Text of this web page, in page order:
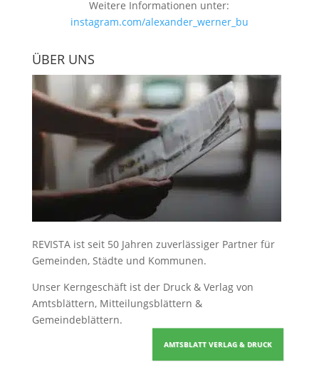
Weitere Informationen unter:
instagram.com/alexander_werner_bu
ÜBER UNS
REVISTA ist seit 50 Jahren zuverlässiger Partner für
Gemeinden, Städte und Kommunen.
Unser Kerngeschäft ist der Druck & Verlag von
Amtsblättern, Mitteilungsblättern &
Gemeindeblättern.
AMTSBLATT VERLAG & DRUCK